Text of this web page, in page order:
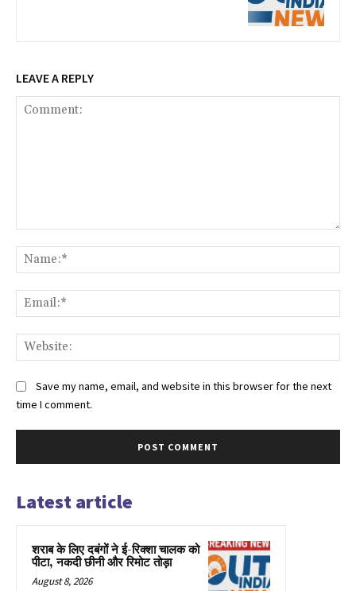
LEAVE A REPLY
Save my name, email, and website in this browser for the next
time I comment.
Latest article
शराब के लिए दबंगों ने ई-रिक्शा चालक को
पीटा, नकदी छीनी और रिमोट तोड़ा
August 8, 2026